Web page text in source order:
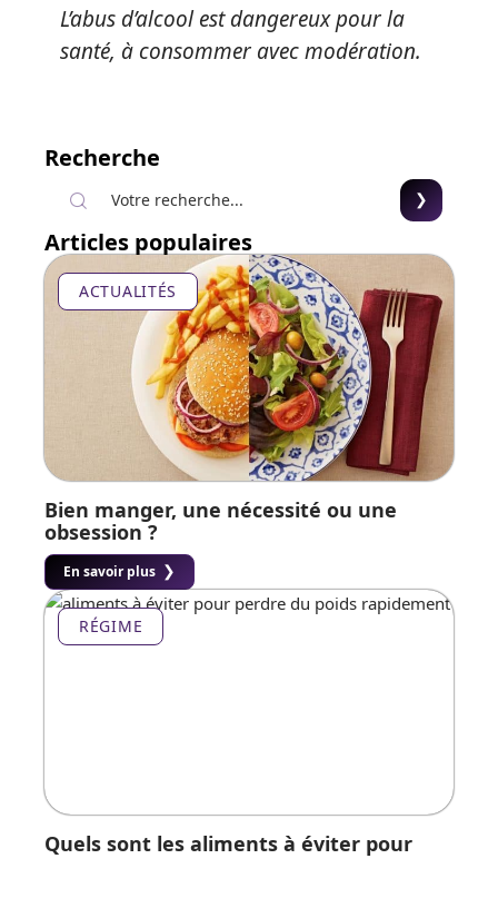
L’abus d’alcool est dangereux pour la
santé, à consommer avec modération.
Recherche
Articles populaires
ACTUALITÉS
Bien manger, une nécessité ou une
obsession ?
En savoir plus
RÉGIME
Quels sont les aliments à éviter pour